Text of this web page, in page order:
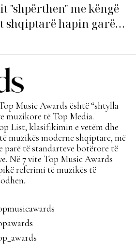
me këngë
shqiptarë hapin garën
Music Awards është “shtylla
muzikore të Top Media.
List, klasifikimin e vetëm dhe
muzikës moderne shqiptare, më
parë të standarteve botërore të
Në 7 vite Top Music Awards
referimi të muzikës të